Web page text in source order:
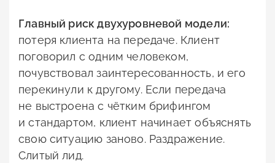
Главный риск двухуровневой модели:
потеря клиента на передаче. Клиент
поговорил с одним человеком,
почувствовал заинтересованность, и его
перекинули к другому. Если передача
не выстроена с чётким брифингом
и стандартом, клиент начинает объяснять
свою ситуацию заново. Раздражение.
Слитый лид.